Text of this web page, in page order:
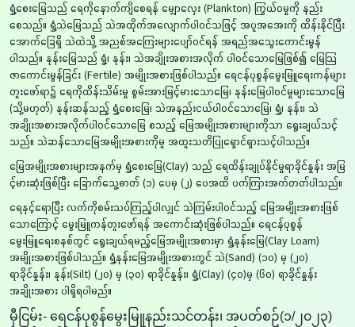
ရွှံ့စေးမြေသည် ရေကိုနောက်ကျိစေရန် မျှောလှေး (Plankton) ကြွယ်ဝမှုကို နည်း
စေသည်။ ရွှံ့သဲမြေသည် သဲအထိုက်အလျောက်ပါဝင်သဖြင့် အပူအအေးကို ထိန်းနိုင်ပြီး
အောက်ခြေရှိ သဲထဲသို့ အညစ်အကြေးများပျော်ဝင်ရန် အရည်အသွေးကောင်းမွန်
ပါသည်။ နုန်းမြေသည် ရွံ့၊ နုန်း၊ သဲအချိုးအစားအလိုက် ပါဝင်သောမြေဖြစ်၍ မြေသြ
ဇာကောင်းမွန်ခြင်း (Fertile) အမျိုးအစားဖြစ်ပါသည်။ ရေငန်ပုစွန်မွေးမြူရေးကန်များ
တူးဖော်ရာ၌ ရေကိုထိန်းသိမ်းမှု စွမ်းအားမြင့်မားသောမြေ၊ နုန်းမြေပါဝင်မှုများသောမြေ
(သို့မဟုတ်) နုန်းဆန်သည့် ရွှံ့စေးမြေ၊ သဲအနည်းငယ်ပါဝင်သောမြေ၊ ရွှံ့၊ နုန်း၊ သဲ
အချိုးအစားအလိုက်ပါဝင်သောမြေ စသည့် မြေအမျိုးအစားများကိုသာ ရွေးချယ်သင့်
သည်။ သဲဆန်သောမြေအမျိုးအစားကိုမူ အထူးသတိပြုရှောင်ရှားသင့်ပါသည်။
မြေအမျိုးအစားများအနက်မှ ရွှံ့စေးမြေ(Clay) သည် ရေထိန်းချုပ်နိုင်မှုရာခိုင်နှုန်း အမြ
င့်မားဆုံးဖြစ်ပြီး ခြောက်သွေ့ဓာတ် (၁) ပေမှ (၂) ပေအထိ ပက်ကြားအက်တတ်ပါသည်။
ရေနှင့်ရောပြီး လက်ကိုစမ်းသပ်ကြည့်ပါလျှင် သဲကြမ်းပါဝင်သည့် မြေအမျိုးအစားဖြစ်
သောကြောင့် မွေးမြူကန်တူးဖော်ရန် အကောင်းဆုံးဖြစ်ပါသည်။ ရေငန်ပုစွန်
မွေးမြူရေးစနစ်တွင် ရွေးချယ်ရမည့်မြေအမျိုးအစားမှာ ရွှံ့နုန်းမြေ(Clay Loam)
အမျိုးအစားဖြစ်ပါသည်။ ရွှံ့နုန်းမြေအမျိုးအစားတွင် သဲ(Sand) (၁၀) မှ (၂၀)
ရာခိုင်နှုန်း၊ နုန်း(Silt) (၂၀) မှ (၃၀) ရာခိုင်နှုန်း၊ ရွှံ့(Clay) (၄၀)မှ (၆၀) ရာခိုင်နှုန်း
အချိုးအစား ပါရှိရပါမည်။
မှီငြမ်း- ရေငန်ပုစွန်မွေးမြူနည်းသင်တန်း၊ အပတ်စဉ်(၁/၂၀၂၃)